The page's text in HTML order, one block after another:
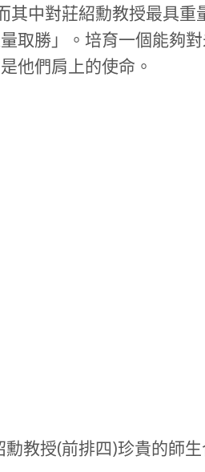
中對莊紹勳教授最具重
取勝」。培育一個能夠
他們肩上的使命。
教授(前排四)珍貴的師生